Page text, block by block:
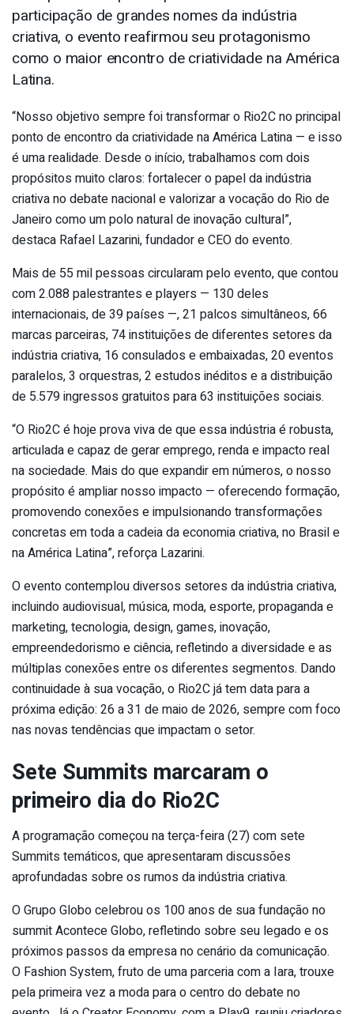
participação de grandes nomes da indústria
criativa, o evento reafirmou seu protagonismo
como o maior encontro de criatividade na América
Latina.
“Nosso objetivo sempre foi transformar o Rio2C no principal
ponto de encontro da criatividade na América Latina — e isso
é uma realidade. Desde o início, trabalhamos com dois
propósitos muito claros: fortalecer o papel da indústria
criativa no debate nacional e valorizar a vocação do Rio de
Janeiro como um polo natural de inovação cultural”,
destaca Rafael Lazarini, fundador e CEO do evento.
Mais de 55 mil pessoas circularam pelo evento, que contou
com 2.088 palestrantes e players — 130 deles
internacionais, de 39 países —, 21 palcos simultâneos, 66
marcas parceiras, 74 instituições de diferentes setores da
indústria criativa, 16 consulados e embaixadas, 20 eventos
paralelos, 3 orquestras, 2 estudos inéditos e a distribuição
de 5.579 ingressos gratuitos para 63 instituições sociais.
“O Rio2C é hoje prova viva de que essa indústria é robusta,
articulada e capaz de gerar emprego, renda e impacto real
na sociedade. Mais do que expandir em números, o nosso
propósito é ampliar nosso impacto — oferecendo formação,
promovendo conexões e impulsionando transformações
concretas em toda a cadeia da economia criativa, no Brasil e
na América Latina”, reforça Lazarini.
O evento contemplou diversos setores da indústria criativa,
incluindo audiovisual, música, moda, esporte, propaganda e
marketing, tecnologia, design, games, inovação,
empreendedorismo e ciência, refletindo a diversidade e as
múltiplas conexões entre os diferentes segmentos. Dando
continuidade à sua vocação, o Rio2C já tem data para a
próxima edição: 26 a 31 de maio de 2026, sempre com foco
nas novas tendências que impactam o setor.
Sete Summits marcaram o
primeiro dia do Rio2C
A programação começou na terça-feira (27) com sete
Summits temáticos, que apresentaram discussões
aprofundadas sobre os rumos da indústria criativa.
O Grupo Globo celebrou os 100 anos de sua fundação no
summit Acontece Globo, refletindo sobre seu legado e os
próximos passos da empresa no cenário da comunicação.
O Fashion System, fruto de uma parceria com a Iara, trouxe
pela primeira vez a moda para o centro do debate no